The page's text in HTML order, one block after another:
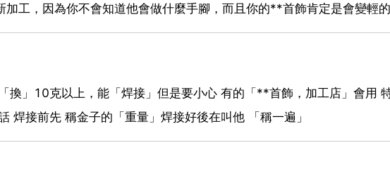
加工，因為你不會知道他會做什麼手腳，而且你的**首飾肯定是會變輕
換」10克以上，能「焊接」但是要小心 有的「**首飾，加工店」會用
焊接前先 稱金子的「重量」焊接好後在叫他 「稱一遍」